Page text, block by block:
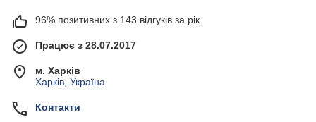
96% позитивних з 143 відгуків за рік
Працює з 28.07.2017
м. Харків
Харків, Україна
Контакти